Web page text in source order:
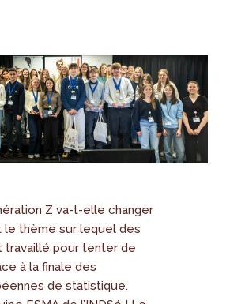
Z va-t-elle changer
le thème sur lequel des
pour tenter de
à la finale des
de statistique.